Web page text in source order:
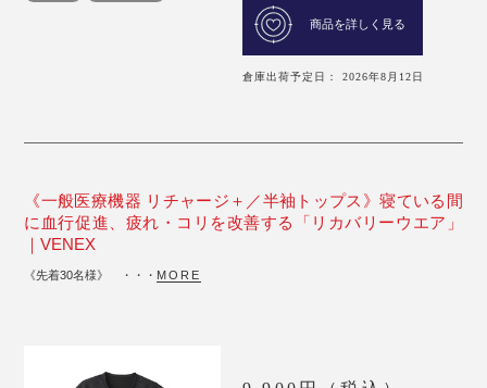
商品を詳しく見る
倉庫出荷予定日： 2026年8月12日
《一般医療機器 リチャージ＋／半袖トップス》寝ている間
に血行促進、疲れ・コリを改善する「リカバリーウエア」
｜VENEX
《先着30名様》 ・・・ MORE